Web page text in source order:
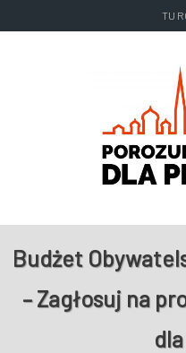
TU
O NAS
RADNI I ZARZĄD
Budżet
– Zagłosuj na